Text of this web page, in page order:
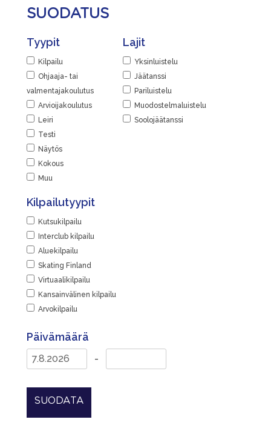
SUODATUS
Tyypit
Kilpailu
Ohjaaja- tai
valmentajakoulutus
Arvioijakoulutus
Leiri
Testi
Näytös
Kokous
Muu
Lajit
Yksinluistelu
Jäätanssi
Pariluistelu
Muodostelmaluistelu
Soolojäätanssi
Kilpailutyypit
Kutsukilpailu
Interclub kilpailu
Aluekilpailu
Skating Finland
Virtuaalikilpailu
Kansainvälinen kilpailu
Arvokilpailu
Päivämäärä
-
SUODATA